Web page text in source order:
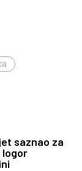
saznao za